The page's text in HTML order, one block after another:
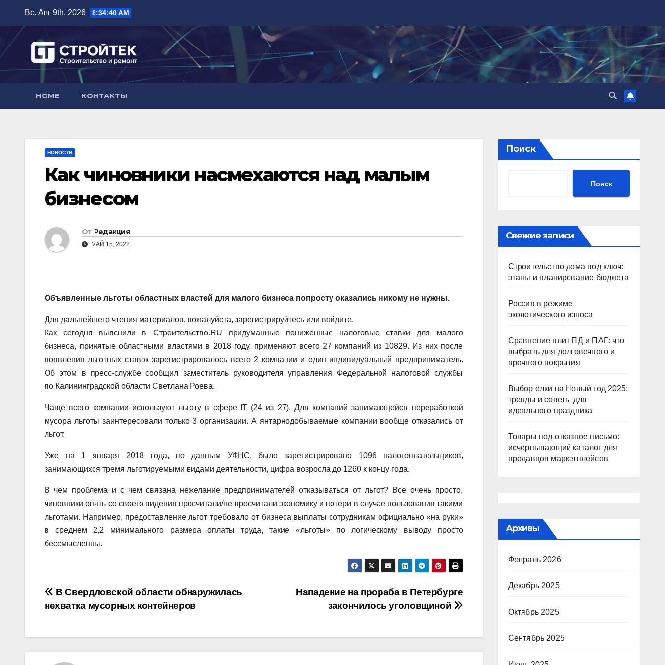
содержимому
Вс. Авг 9th, 2026 8:34:41 AM
HOME КОНТАКТЫ
НОВОСТИ
Как чиновники насмехаются над малым
бизнесом
От Редакция
МАЙ 15, 2022
Объявленные льготы областных властей для малого бизнеса попросту оказались никому не нужны.
Для дальнейшего чтения материалов, пожалуйста, зарегистрируйтесь или войдите.
Как сегодня выяснили в Строительство.RU придуманные пониженные налоговые ставки для малого
бизнеса, принятые областными властями в 2018 году, применяют всего 27 компаний из 10829. Из них после
появления льготных ставок зарегистрировалось всего 2 компании и один индивидуальный предприниматель.
Об этом в пресс-службе сообщил заместитель руководителя управления Федеральной налоговой службы
по Калининградской области Светлана Роева.
Чаще всего компании используют льготу в сфере IT (24 из 27). Для компаний занимающейся переработкой
мусора льготы заинтересовали только 3 организации. А янтарнодобываемые компании вообще отказались от
льгот.
Уже на 1 января 2018 года, по данным УФНС, было зарегистрировано 1096 налогоплательщиков,
занимающихся тремя льготируемыми видами деятельности, цифра возросла до 1260 к концу года.
В чем проблема и с чем связана нежелание предпринимателей отказываться от льгот? Все очень просто,
чиновники опять со своего видения просчитали/не просчитали экономику и потери в случае пользования такими
льготами. Например, предоставление льгот требовало от бизнеса выплаты сотрудникам официально «на руки»
в среднем 2,2 минимального размера оплаты труда, такие «льготы» по логическому выводу просто
бессмысленны.
Навигация
записям
Нападение на прораба в Петербурге
закончилось уголовщиной
В Свердловской области обнаружилась
нехватка мусорных контейнеров
Поиск
Поиск
Свежие записи
Строительство дома под ключ:
этапы и планирование бюджета
Россия в режиме
экологического износа
Сравнение плит ПД и ПАГ: что
выбрать для долговечного и
прочного покрытия
Выбор ёлки на Новый год 2025:
тренды и советы для
идеального праздника
Товары под отказное письмо:
исчерпывающий каталог для
продавцов маркетплейсов
Архивы
Февраль 2026
Декабрь 2025
Октябрь 2025
Сентябрь 2025